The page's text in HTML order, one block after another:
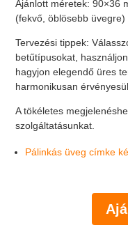
Ajánlott méretek: 90×36
(fekvő, öblösebb üvegre)
Tervezési tippek:
betűtípusokat,
hagyjon elegendő üres
harmonikusan
A tökéletes
szolgáltatásunkat.
Pálinkás üveg címke